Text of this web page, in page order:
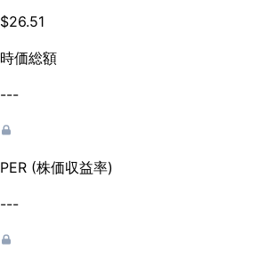
$26.51
時価総額
---
PER (株価収益率)
---